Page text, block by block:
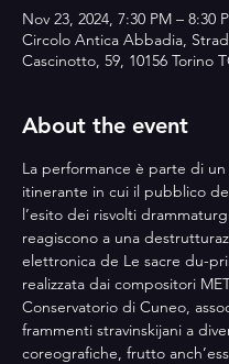
Nov 23, 2024, 7:30 PM – 8:30
Circolo Antica Abbadia,
Cascinotto, 59, 10156 Torino
About the event
La performance è parte di
itinerante in cui il pubblico
l’esito dei risvolti
reagiscono a una
elettronica de Le sacre du-
realizzata dai compositori
Conservatorio di Cuneo,
frammenti stravinskijani a
coreografiche, frutto